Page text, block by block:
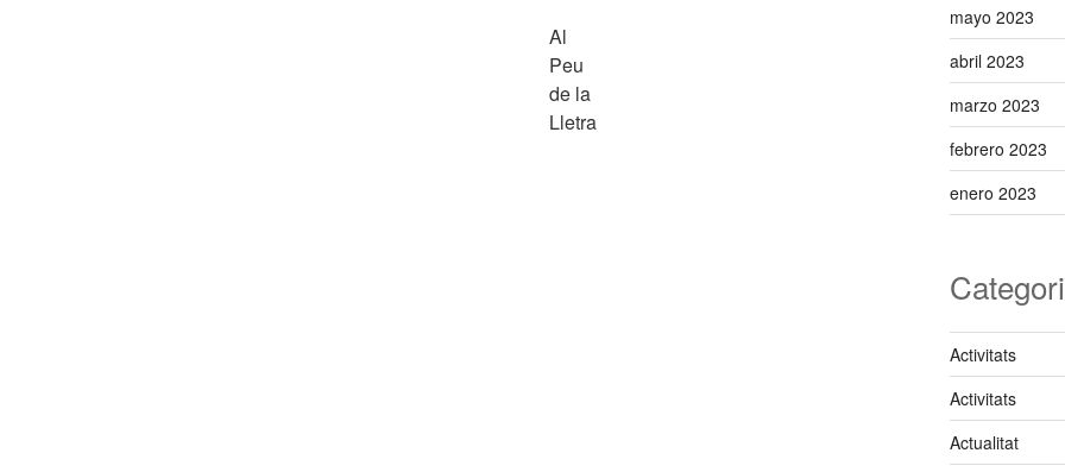
Al
Peu
de la
Lletra
mayo 2023
abril 2023
marzo 2023
febrero 2023
enero 2023
Activitats
Activitats
Actualitat